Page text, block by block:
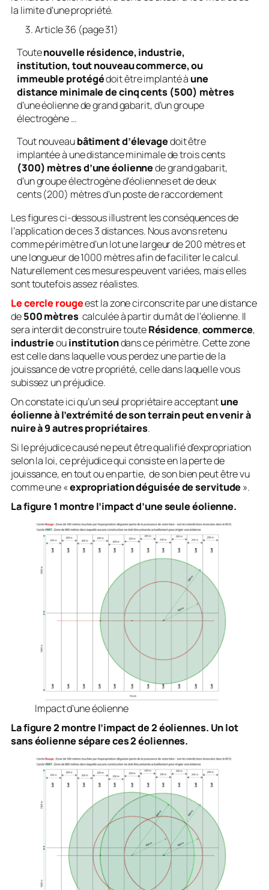
la limite d’une propriété.
Article 36 (page 31)
Toutenouvelle résidence, industrie,
institution, tout nouveau commerce, ou
immeuble protégédoit être implanté à une
distance minimale de cinq cents (500) mètres
d’une éolienne de grand gabarit, d’un groupe
électrogène …
Tout nouveaubâtiment d’élevagedoit être
implantée à une distance minimale de trois cents
(300) mètres d’une éoliennede grand gabarit,
d’un groupe électrogène d’éoliennes et de deux
cents (200) mètres d’un poste de raccordement
Les figures ci-dessous illustrent les conséquences de
l’application de ces 3 distances. Nous avons retenu
comme périmètre d’un lot une largeur de 200 mètres et
une longueur de 1000 mètres afin de faciliter le calcul.
Naturellement ces mesures peuvent variées, mais elles
sont toutefois assez réalistes.
Le cercle rougeest la zone circonscrite par une distance
de500 mètrescalculée à partir du mât de l’éolienne. Il
sera interdit de construire touteRésidence,commerce,
industrieouinstitutiondans ce périmètre. Cette zone
est celle dans laquelle vous perdez une partie de la
jouissance de votre propriété, celle dans laquelle vous
subissez un préjudice.
On constate ici qu’un seul propriétaire acceptantune
éolienne à l’extrémité de son terrain peut en venir à
nuire à 9 autres propriétaires.
Si le préjudice causé ne peut être qualifié d’expropriation
selon la loi, ce préjudice qui consiste en la perte de
jouissance, en tout ou en partie, de son bien peut être vu
comme une «expropriation déguisée de servitude».
La figure 1 montre l’impact d’une seule éolienne.
Impact d’une éolienne
La figure 2 montre l’impact de 2 éoliennes. Un lot
sans éolienne sépare ces 2 éoliennes.